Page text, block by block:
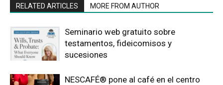
RELATED ARTICLES MORE FROM AUTHOR
Seminario web gratuito sobre
testamentos, fideicomisos y
sucesiones
NESCAFÉ® pone al café en el centro